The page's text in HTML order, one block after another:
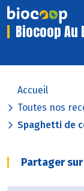
Biocoop Au
Accueil
Toutes nos
Spaghetti de
Partager sur